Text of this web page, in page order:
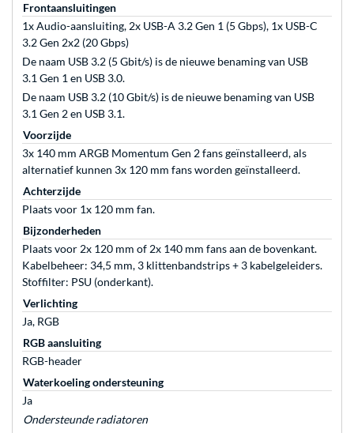
Frontaansluitingen
1x Audio-aansluiting, 2x USB-A 3.2 Gen 1 (5 Gbps), 1x USB-C
3.2 Gen 2x2 (20 Gbps)
De naam USB 3.2 (5 Gbit/s) is de nieuwe benaming van USB
3.1 Gen 1 en USB 3.0.
De naam USB 3.2 (10 Gbit/s) is de nieuwe benaming van USB
3.1 Gen 2 en USB 3.1.
Voorzijde
3x 140 mm ARGB Momentum Gen 2 fans geïnstalleerd, als
alternatief kunnen 3x 120 mm fans worden geïnstalleerd.
Achterzijde
Plaats voor 1x 120 mm fan.
Bijzonderheden
Plaats voor 2x 120 mm of 2x 140 mm fans aan de bovenkant.
Kabelbeheer: 34,5 mm, 3 klittenbandstrips + 3 kabelgeleiders.
Stoffilter: PSU (onderkant).
Verlichting
Ja, RGB
RGB aansluiting
RGB-header
Waterkoeling ondersteuning
Ja
Ondersteunde radiatoren